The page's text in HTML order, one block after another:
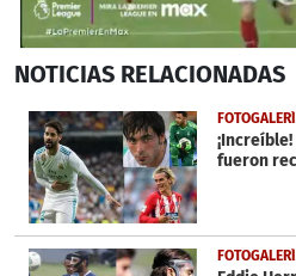
seconds
1
minute,
36
seconds
NOTICIAS RELACIONADAS
fueron